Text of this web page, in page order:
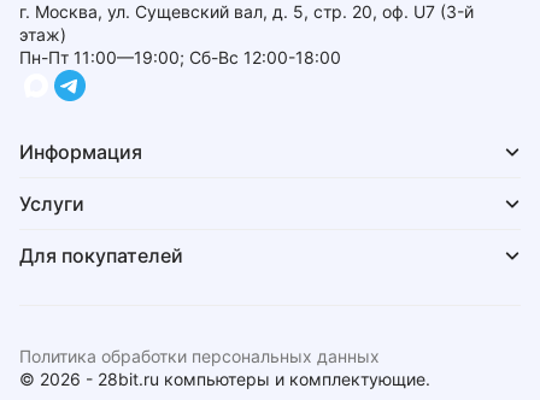
г. Москва, ул. Сущевский вал, д. 5, стр. 20, оф. U7 (3-й
этаж)
Пн-Пт 11:00—19:00; Сб-Вс 12:00-18:00
Информация
Услуги
Для покупателей
© 2026 - 28bit.ru компьютеры и комплектующие.
Политика обработки персональных данных